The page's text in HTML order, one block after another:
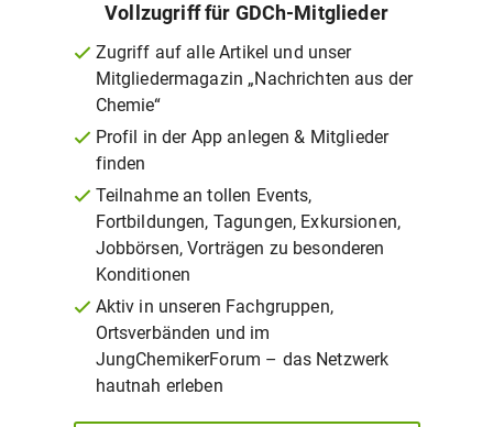
Vollzugriff für GDCh-Mitglieder
Zugriff auf alle Artikel und unser
Mitgliedermagazin „Nachrichten aus der
Chemie“
Profil in der App anlegen & Mitglieder
finden
Teilnahme an tollen Events,
Fortbildungen, Tagungen, Exkursionen,
Jobbörsen, Vorträgen zu besonderen
Konditionen
Aktiv in unseren Fachgruppen,
Ortsverbänden und im
JungChemikerForum – das Netzwerk
hautnah erleben